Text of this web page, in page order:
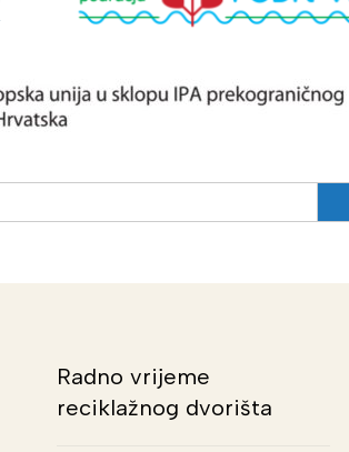
Radno vrijeme
reciklažnog dvorišta